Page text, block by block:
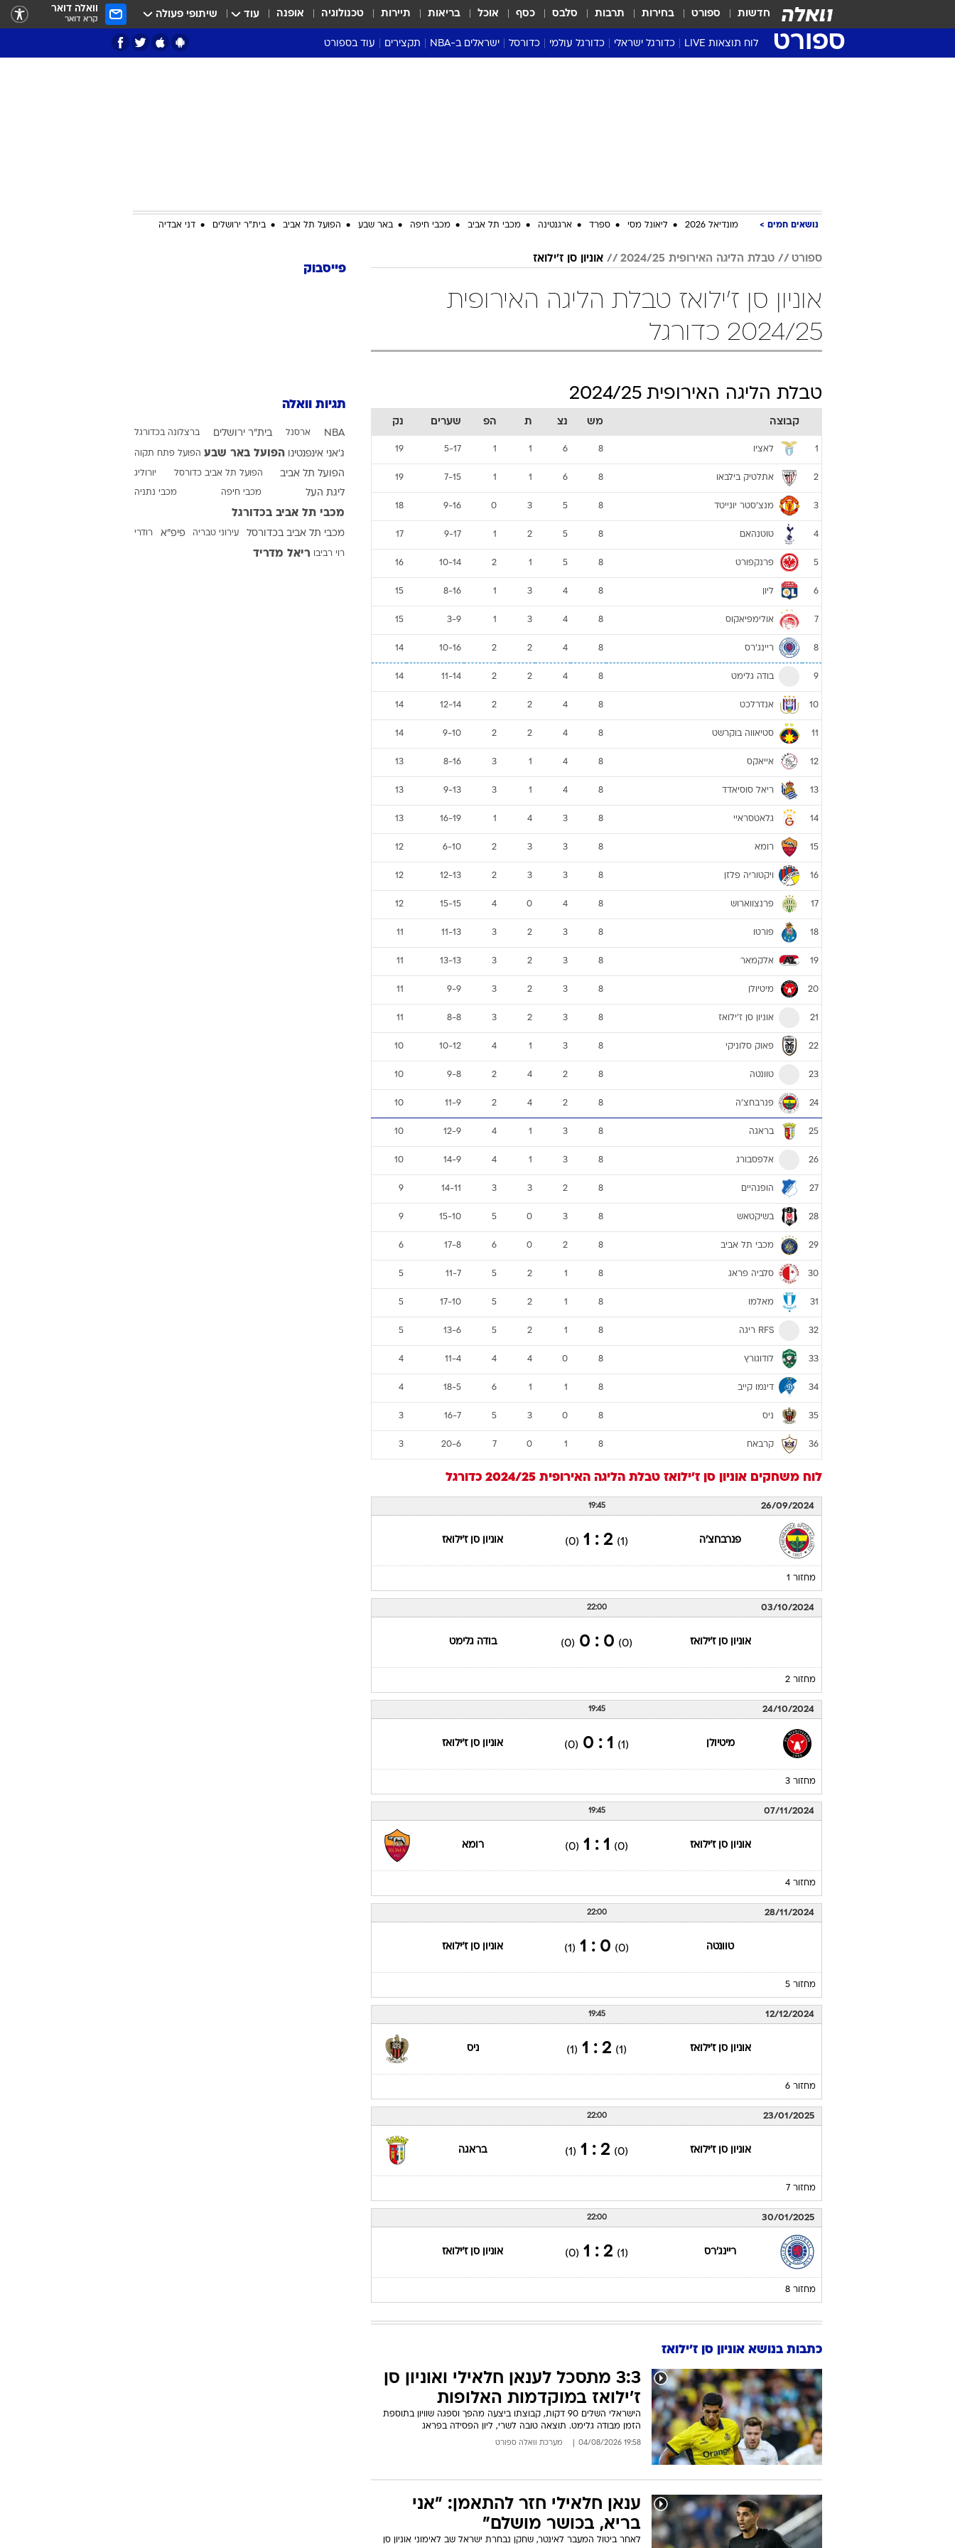
חדשות ספורט בחירות תרבות סלבס כסף אוכל בריאות תיירות טכנולוגיה אופנה עוד שיתופי פעולה וואלה דואר
קרא דואר
ספורט לוח תוצאות LIVE כדורגל ישראלי
ליגה א'
כדורגל עולמי
דרום אמריקה
כדורסל ישראלים ב-NBA תקצירים עוד בספורט
סערה בממלכה
4-4-2
משרד החוץ
רץ על הקווים
ספורט בחקירה
סוגרים שנה
מונדיאל 2014
בראש ובראשונה
אליפות אפריקה 2015
כתבו לנו
נושאים חמים מונדיאל 2026 ליאונל מסי ספרד ארגנטינה מכבי תל אביב מכבי חיפה באר שבע הפועל תל אביב בית"ר ירושלים דני אבדיה
ספורט טבלת הליגה האירופית 2024/25 אוניון סן ז'ילואז
אוניון סן ז'ילואז טבלת הליגה האירופית
2024/25 כדורגל
טבלת הליגה האירופית 2024/25
קבוצה מש נצ ת הפ שערים נק
1 לאציו 8
6
1
1
5-17
19
2 אתלטיק בילבאו 8
6
1
1
7-15
19
3 מנצ'סטר יונייטד 8
5
3
0
9-16
18
4 טוטנהאם 8
5
2
1
9-17
17
5 פרנקפורט 8
5
1
2
10-14
16
6 ליון 8
4
3
1
8-16
15
7 אולימפיאקוס 8
4
3
1
3-9
15
8 ריינג'רס 8
4
2
2
10-16
14
9 בודה גלימט 8
4
2
2
11-14
14
10 אנדרלכט 8
4
2
2
12-14
14
11 סטיאווה בוקרשט 8
4
2
2
9-10
14
12 אייאקס 8
4
1
3
8-16
13
13 ריאל סוסיאדד 8
4
1
3
9-13
13
14 גלאטסראיי 8
3
4
1
16-19
13
15 רומא 8
3
3
2
6-10
12
16 ויקטוריה פלזן 8
3
3
2
12-13
12
17 פרנצווארוש 8
4
0
4
15-15
12
18 פורטו 8
3
2
3
11-13
11
19 אלקמאר 8
3
2
3
13-13
11
20 מיטיולן 8
3
2
3
9-9
11
21 אוניון סן ז'ילואז 8
3
2
3
8-8
11
22 פאוק סלוניקי 8
3
1
4
10-12
10
23 טוונטה 8
2
4
2
9-8
10
24 פנרבחצ'ה 8
2
4
2
11-9
10
25 בראגה 8
3
1
4
12-9
10
26 אלפסבורג 8
3
1
4
14-9
10
27 הופנהיים 8
2
3
3
14-11
9
28 בשיקטאש 8
3
0
5
15-10
9
29 מכבי תל אביב 8
2
0
6
17-8
6
30 סלביה פראג 8
1
2
5
11-7
5
31 מאלמו 8
1
2
5
17-10
5
32 RFS ריגה 8
1
2
5
13-6
5
33 לודוגורץ 8
0
4
4
11-4
4
34 דינמו קייב 8
1
1
6
18-5
4
35 ניס 8
0
3
5
16-7
3
36 קרבאח 8
1
0
7
20-6
3
לוח משחקים אוניון סן ז'ילואז טבלת הליגה האירופית 2024/25 כדורגל
26/09/2024
19:45
פנרבחצ'ה (1)
2 : 1
(0) אוניון סן ז'ילואז
מחזור 1
03/10/2024
22:00
אוניון סן ז'ילואז (0)
0 : 0
(0) בודה גלימט
מחזור 2
24/10/2024
19:45
מיטיולן (1)
1 : 0
(0) אוניון סן ז'ילואז
מחזור 3
07/11/2024
19:45
אוניון סן ז'ילואז (0)
1 : 1
(0) רומא
מחזור 4
28/11/2024
22:00
טוונטה (0)
0 : 1
(1) אוניון סן ז'ילואז
מחזור 5
12/12/2024
19:45
אוניון סן ז'ילואז (1)
2 : 1
(1) ניס
מחזור 6
23/01/2025
22:00
אוניון סן ז'ילואז (0)
2 : 1
(1) בראגה
מחזור 7
30/01/2025
22:00
ריינג'רס (1)
2 : 1
(0) אוניון סן ז'ילואז
מחזור 8
כתבות בנושא אוניון סן ז'ילואז
3:3 מתסכל לענאן חלאילי ואוניון סן
ז'ילואז במוקדמות האלופות
הישראלי השלים 90 דקות, קבוצתו ביצעה מהפך וספגה שוויון בתוספת
הזמן מבודה גלימט. תוצאה טובה לשרי, ליון הפסידה בפראג
19:58 04/08/2026 מערכת וואלה ספורט
ענאן חלאילי חזר להתאמן: "אני
בריא, בכושר מושלם"
לאחר ביטול המעבר לאינטר, שחקן נבחרת ישראל שב לאימוני אוניון סן
פייסבוק
תגיות וואלה
NBA ארסנל בית"ר ירושלים ברצלונה בכדורגל
ג'אני אינפנטינו הפועל באר שבע הפועל פתח תקוה
הפועל תל אביב הפועל תל אביב כדורסל יורוליג
ליגת העל מכבי חיפה מכבי נתניה
מכבי תל אביב בכדורגל
מכבי תל אביב בכדורסל עירוני טבריה פיפ"א רודרי
רוי רביבו ריאל מדריד